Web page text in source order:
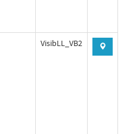
VisibLL_VB2